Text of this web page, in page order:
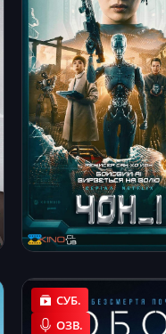
СУБ.
ОЗВ.